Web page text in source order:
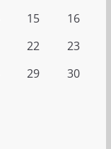
15
16
22
23
29
30